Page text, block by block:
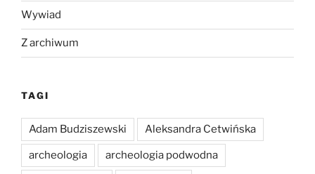
Wywiad
Z archiwum
TAGI
Adam Budziszewski Aleksandra Cetwińska
archeologia archeologia podwodna